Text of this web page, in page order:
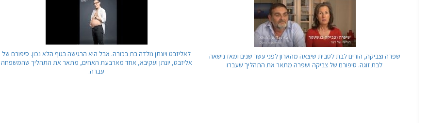
שפרה וצביקה, הורים לבת לסבית שיצאה מהארון לפני עשר שנים ומאז נישאה
לבת זוגה. סיפורם של צביקה ושפרה מתאר את התהליך שעברו
לאליזבט ויונתן נולדה בת בכורה. אבל היא הרגישה בגוף הלא נכון. סיפורם של
אליזבט, יונתן ועקיבא, אחד מארבעת האחים, מתאר את התהליך שהמשפחה
עברה.